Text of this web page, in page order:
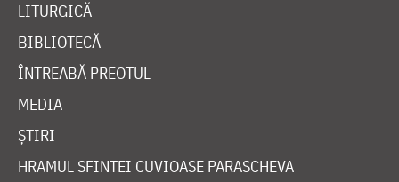
LITURGICĂ
BIBLIOTECĂ
ÎNTREABĂ PREOTUL
MEDIA
ȘTIRI
HRAMUL SFINTEI CUVIOASE PARASCHEVA